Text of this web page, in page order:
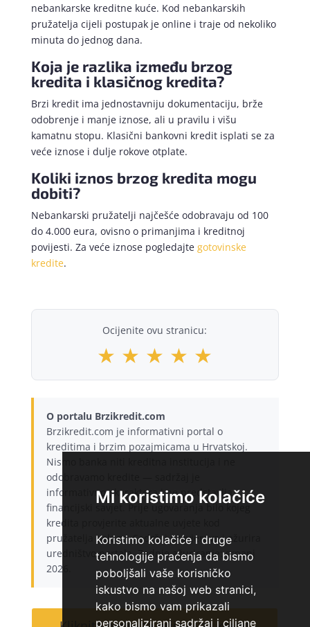
Mi koristimo kolačiće
Koristimo kolačiće i druge
tehnologije praćenja da bismo
poboljšali vaše korisničko
iskustvo na našoj web stranici,
kako bismo vam prikazali
personalizirani sadržaj i ciljane
nebankarske kreditne kuće. Kod nebankarskih
pružatelja cijeli postupak je online i traje od nekoliko
minuta do jednog dana.
Koja je razlika između brzog
kredita i klasičnog kredita?
Brzi kredit ima jednostavniju dokumentaciju, brže
odobrenje i manje iznose, ali u pravilu i višu
kamatnu stopu. Klasični bankovni kredit isplati se za
veće iznose i dulje rokove otplate.
Koliki iznos brzog kredita mogu
dobiti?
Nebankarski pružatelji najčešće odobravaju od 100
do 4.000 eura, ovisno o primanjima i kreditnoj
povijesti. Za veće iznose pogledajte gotovinske
kredite.
Ocijenite ovu stranicu:
★ ★ ★ ★ ★
O portalu Brzikredit.com
Brzikredit.com je informativni portal o
kreditima i brzim pozajmicama u Hrvatskoj.
Nismo banka niti kreditna institucija i ne
odobravamo kredite — sadržaj je
informativnog karaktera i ne predstavlja
financijski savjet. Prije ugovaranja bilo kojeg
kredita provjerite aktualne uvjete kod
pružatelja usluge. Sadržaj provjerava i ažurira
uredništvo portala. Zadnje ažuriranje: srpanj
2026.